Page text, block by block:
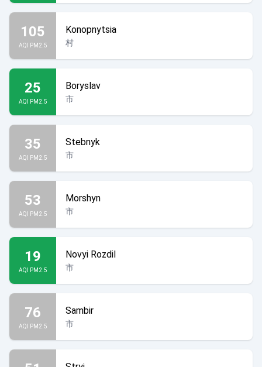
105
AQI PM2.5
Konopnytsia
村
25
AQI PM2.5
Boryslav
市
35
AQI PM2.5
Stebnyk
市
53
AQI PM2.5
Morshyn
市
19
AQI PM2.5
Novyi Rozdil
市
76
AQI PM2.5
Sambir
市